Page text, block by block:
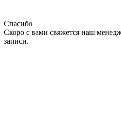
Спасибо
Скоро с вами свяжется наш
записи.